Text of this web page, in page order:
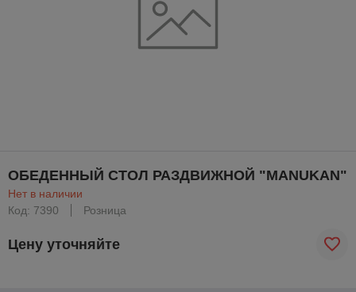
ОБЕДЕННЫЙ СТОЛ РАЗДВИЖНОЙ "MANUKAN"
Нет в наличии
Код: 7390
Розница
Цену уточняйте